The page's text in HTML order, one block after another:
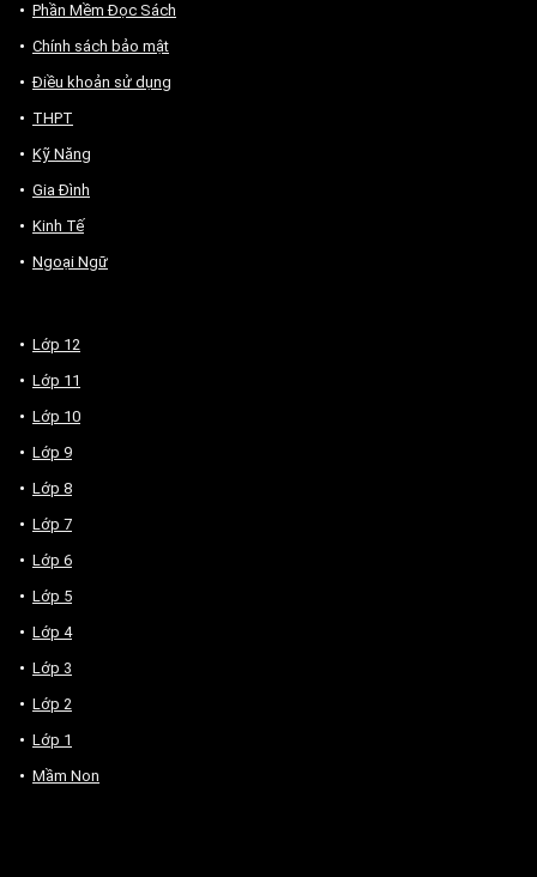
Phần Mềm Đọc Sách
Chính sách bảo mật
Điều khoản sử dụng
THPT
Kỹ Năng
Gia Đình
Kinh Tế
Ngoại Ngữ
Lớp 12
Lớp 11
Lớp 10
Lớp 9
Lớp 8
Lớp 7
Lớp 6
Lớp 5
Lớp 4
Lớp 3
Lớp 2
Lớp 1
Mầm Non